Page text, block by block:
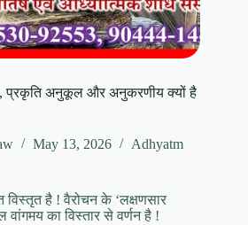
प्रकृति अनुकूल और अनुकरणीय क्यों है
May 13, 2026 Adhyatm
विस्‍तृत है ! वैरोचन के ‘लक्षणसार
का विस्‍तार से वर्णन है !